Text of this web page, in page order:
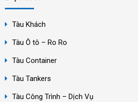
Tàu Khách
Tàu Ô tô – Ro Ro
Tàu Container
Tàu Tankers
Tàu Công Trình – Dịch Vụ